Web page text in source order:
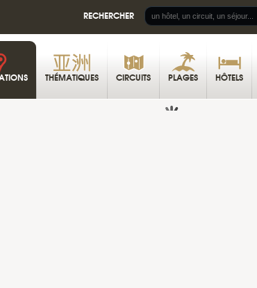
RECHERCHER
THÉMATIQUES CIRCUITS PLAGES HÔTELS